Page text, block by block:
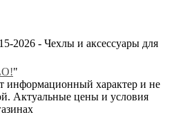
2026 - Чехлы и аксессуары для
"
информационный характер и не
Актуальные цены и условия